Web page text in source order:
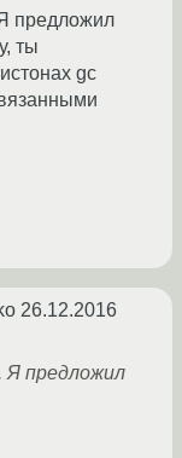
предложил
ты
gc
26.12.2016
Я предложил